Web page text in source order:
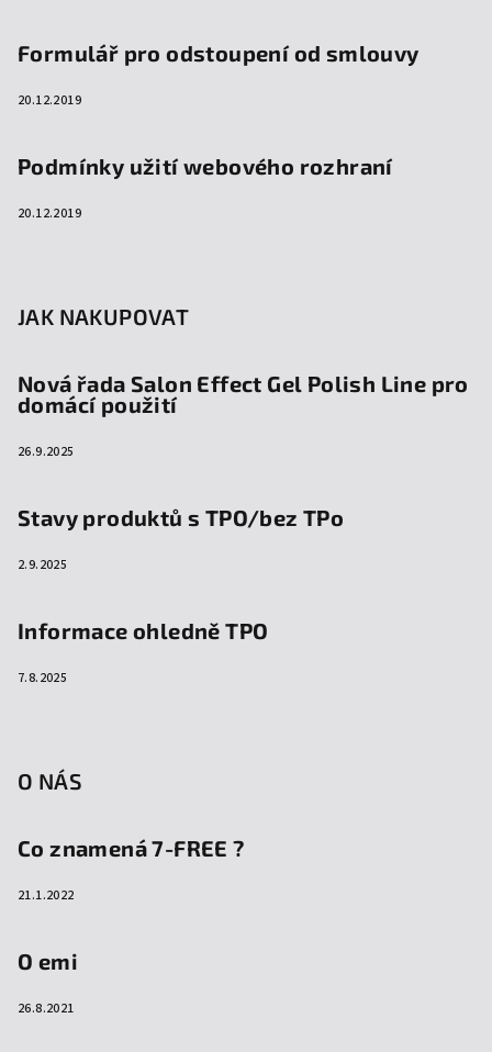
Formulář pro odstoupení od smlouvy
20.12.2019
Podmínky užití webového rozhraní
20.12.2019
JAK NAKUPOVAT
Nová řada Salon Effect Gel Polish Line pro
domácí použití
26.9.2025
Stavy produktů s TPO/bez TPo
2.9.2025
Informace ohledně TPO
7.8.2025
O NÁS
Co znamená 7-FREE ?
21.1.2022
O emi
26.8.2021